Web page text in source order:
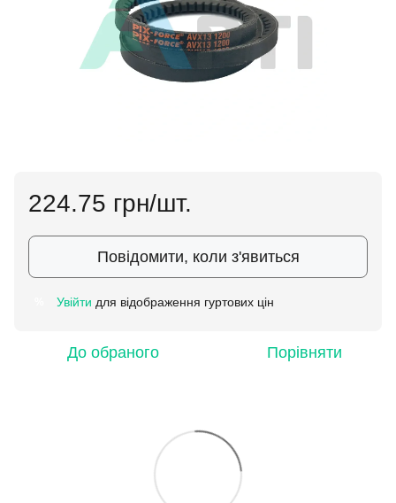
224.75 грн/шт.
Повідомити, коли з'явиться
Увійти для відображення гуртових цін
До обраного Порівняти